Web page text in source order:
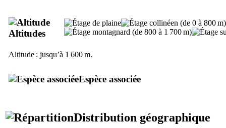
Altitudes
Altitude : jusqu’à 1 600 m.
Espèce associée
Distribution géographique